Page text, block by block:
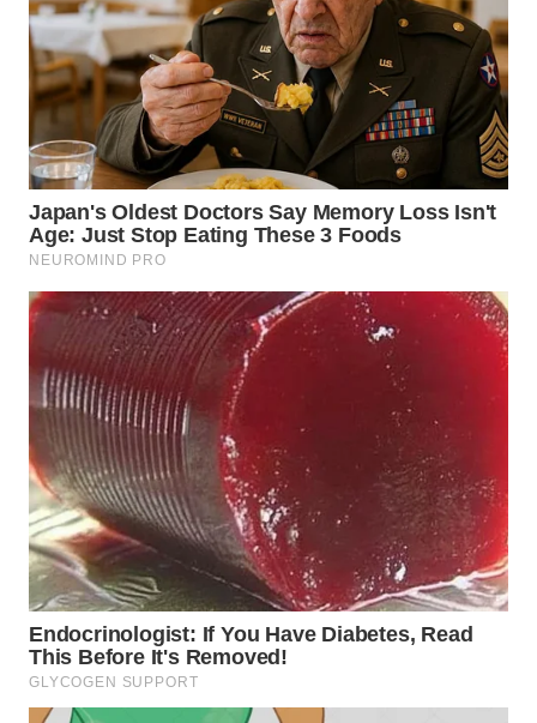
WN
KALTARA
KALSEL
WN
KALTIM
WN
SULSEL
WN
GORONTALO
WN
SULUT
WN
MALUKU
WN
MALUT